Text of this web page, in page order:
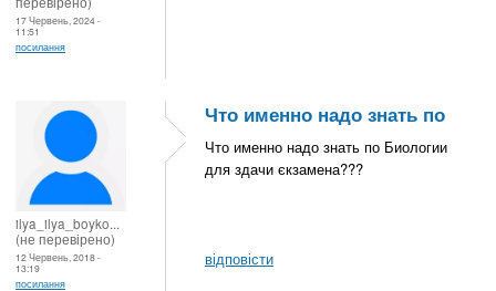
17 Червень, 2024 -
11:51
посилання
ilya_ilya_boyko...
(не перевірено)
12 Червень, 2018 -
13:19
посилання
Что именно надо знать по
Что именно надо знать по Биологии
для здачи єкзамена???
відповісти